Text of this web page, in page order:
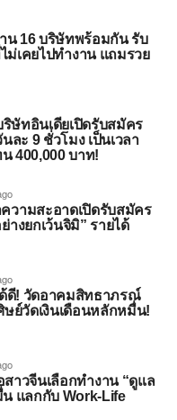
น 16 บริษัทพร้อมกัน รับ
ม่เคยไปทำงาน แถมรวย
ษัทอินเดียเปิดรับสมัคร
ะ 9 ชั่วโมง เป็นเวลา
400,000 บาท!
วามสะอาดเปิดรับสมัคร
งยกเว้นจิมิ” รายได้
ดี! วัดอาคมสิทธาภรณ์
ย์วัดเงินเดือนหลักหมื่น!
สาวจีนเลือกทำงาน “ดูแล
แลกกับ Work-Life